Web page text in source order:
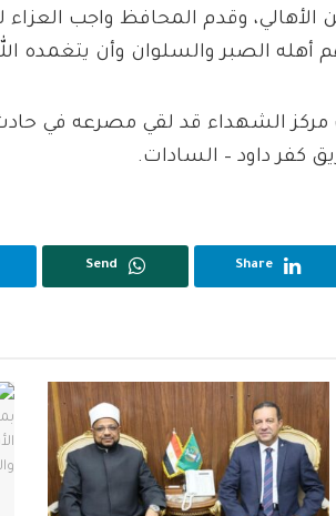
وقدم المحافظ واجب العزاء
الصبر والسلوان وأن يتغمده
مركز الشهداء قد لقي مصرعه في
كفر داود – السادات.
Share
Send